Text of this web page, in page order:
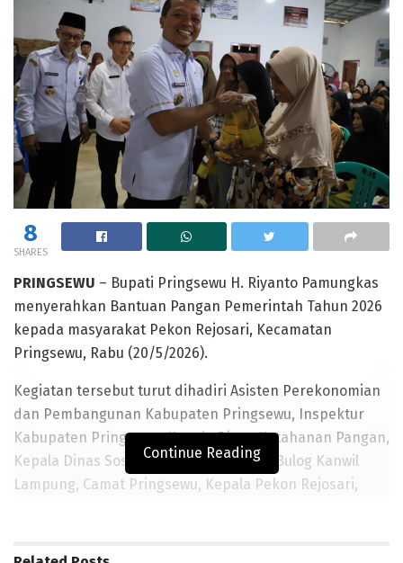
8
SHARES
PRINGSEWU – Bupati Pringsewu H. Riyanto Pamungkas
menyerahkan Bantuan Pangan Pemerintah Tahun 2026
kepada masyarakat Pekon Rejosari, Kecamatan
Pringsewu, Rabu (20/5/2026).
Kegiatan tersebut turut dihadiri Asisten Perekonomian
dan Pembangunan Kabupaten Pringsewu, Inspektur
Kabupaten Pringsewu, Kepala Dinas Ketahanan Pangan,
Kepala Dinas Sosial, perwakilan Perum Bulog Kanwil
Lampung, Camat Pringsewu, Kepala Pekon Rejosari,
Continue Reading